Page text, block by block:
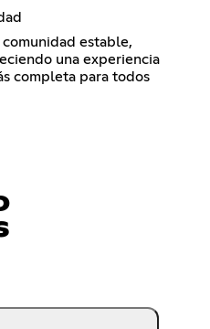
comunidad estable,
una experiencia
completa para todos